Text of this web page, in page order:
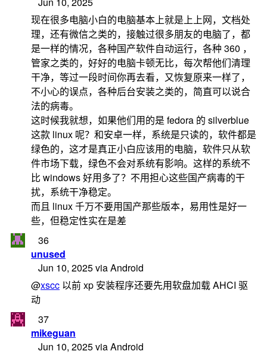
现在很多电脑小白的电脑基本上就是上上网，文档处
理，还有微信之类的，接触过很多朋友的电脑了，都
是一样的情况，各种国产软件自动运行，各种 360 ，
管家之类的，好好的电脑卡顿无比，每次帮他们清理
干净，等过一段时间你再去看，又恢复原来一样了，
不小心的误点，各种后台安装之类的，简直可以说合
法的病毒。
这时候我就想，如果他们用的是 fedora 的 silverblue
这款 linux 呢？和安卓一样，系统是只读的，软件都是
绿色的，这才是真正小白应该用的电脑，软件只从软
件市场下载，绿色不会对系统有影响。这样的系统不
比 windows 好用多了？不用担心这些国产病毒的干
扰，系统干净稳定。
而且 linux 千万不要用国产那些版本，易用性是好一
些，但稳定性实在是差
36
unused
Jun 10, 2025 via Android
@xscc 以前 xp 安装程序还要先用软盘加载 AHCI 驱
动
37
mikeguan
Jun 10, 2025 via Android